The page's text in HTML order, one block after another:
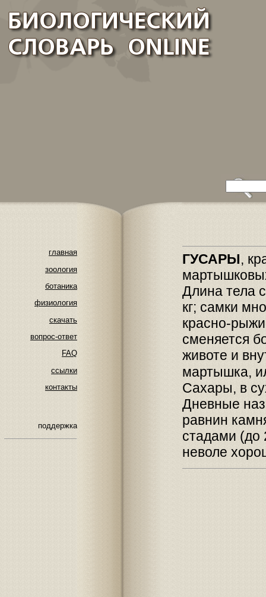
главная
зоология
ботаника
физиология
скачать
вопрос-ответ
FAQ
ссылки
контакты
поддержка
ГУСАРЫ,
Длина тела
кг; самки
красно-
сменяется
животе и
мартышка,
Сахары, в
Дневные
равнин
стадами (до
неволе